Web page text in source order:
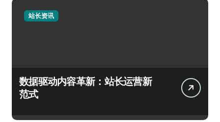
站长资讯
数据驱动内容革新：站长运营新
范式